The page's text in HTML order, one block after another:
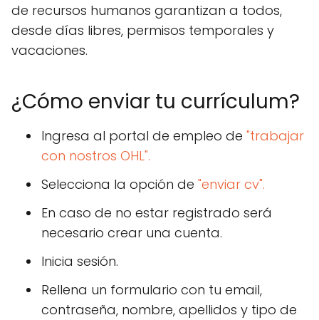
de recursos humanos garantizan a todos,
desde días libres, permisos temporales y
vacaciones.
¿Cómo enviar tu currículum?
Ingresa al portal de empleo de "trabajar
con nostros OHL".
Selecciona la opción de "enviar cv".
En caso de no estar registrado será
necesario crear una cuenta.
Inicia sesión.
Rellena un formulario con tu email,
contraseña, nombre, apellidos y tipo de